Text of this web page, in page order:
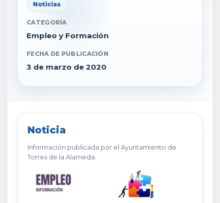
Noticias
CATEGORÍA
Empleo y Formación
FECHA DE PUBLICACIÓN
3 de marzo de 2020
Noticia
Información publicada por el Ayuntamiento de
Torres de la Alameda.